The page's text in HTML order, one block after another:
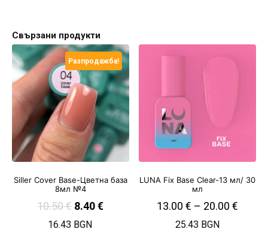
Свързани продукти
Разпродажба!
Siller Cover Base-Цветна база
8мл №4
10.50€ 8.40€
16.43 BGN
LUNA Fix Base Clear-13 мл/ 30
мл
13.00€ – 20.00€
25.43 BGN